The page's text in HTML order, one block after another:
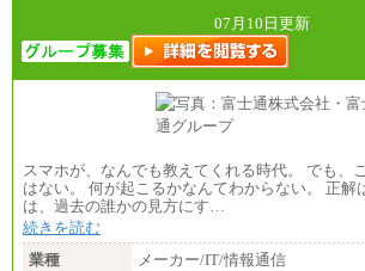
全職種共通
月給制
226,600円～390,100円（勤務地
す）
・ご経験やスキルを考慮し、選
ます。
・試用期間中も同額支給します。
07月10日更新
スマホが、なんでも教えてくれる時代。 でも、
はない。 何が起こるかなんてわからない。 正解
は、過去の誰かの見方にす…
続きを読む
業種
メーカー/IT/情報通信